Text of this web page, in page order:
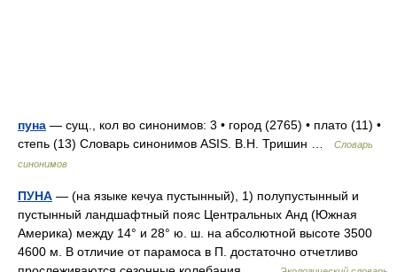
пуна — сущ., кол во синонимов: 3 • город (2765) • плато (11) •
степь (13) Словарь синонимов ASIS. В.Н. Тришин …
Словарь
синонимов
ПУНА — (на языке кечуа пустынный), 1) полупустынный и
пустынный ландшафтный пояс Центральных Анд (Южная
Америка) между 14° и 28° ю. ш. на абсолютной высоте 3500
4600 м. В отличие от парамоса в П. достаточно отчетливо